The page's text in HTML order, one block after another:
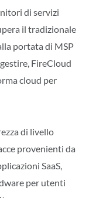
di servizi
il tradizionale
portata di MSP
FireCloud
cloud per
di livello
provenienti da
SaaS,
per utenti